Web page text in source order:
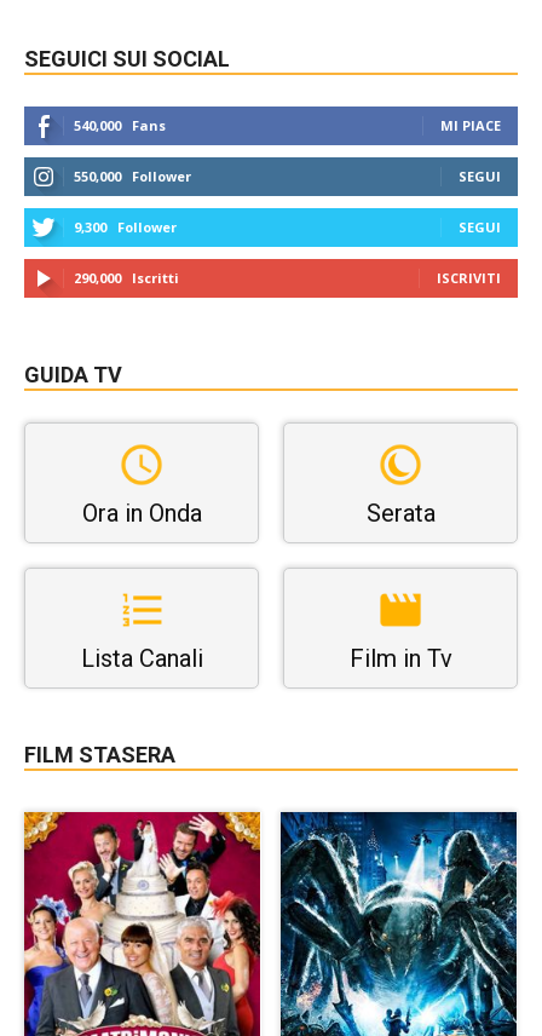
SEGUICI SUI SOCIAL
540,000 Fans MI PIACE
550,000 Follower SEGUI
9,300 Follower SEGUI
290,000 Iscritti ISCRIVITI
GUIDA TV
Ora in Onda Serata
Lista Canali Film in Tv
FILM STASERA